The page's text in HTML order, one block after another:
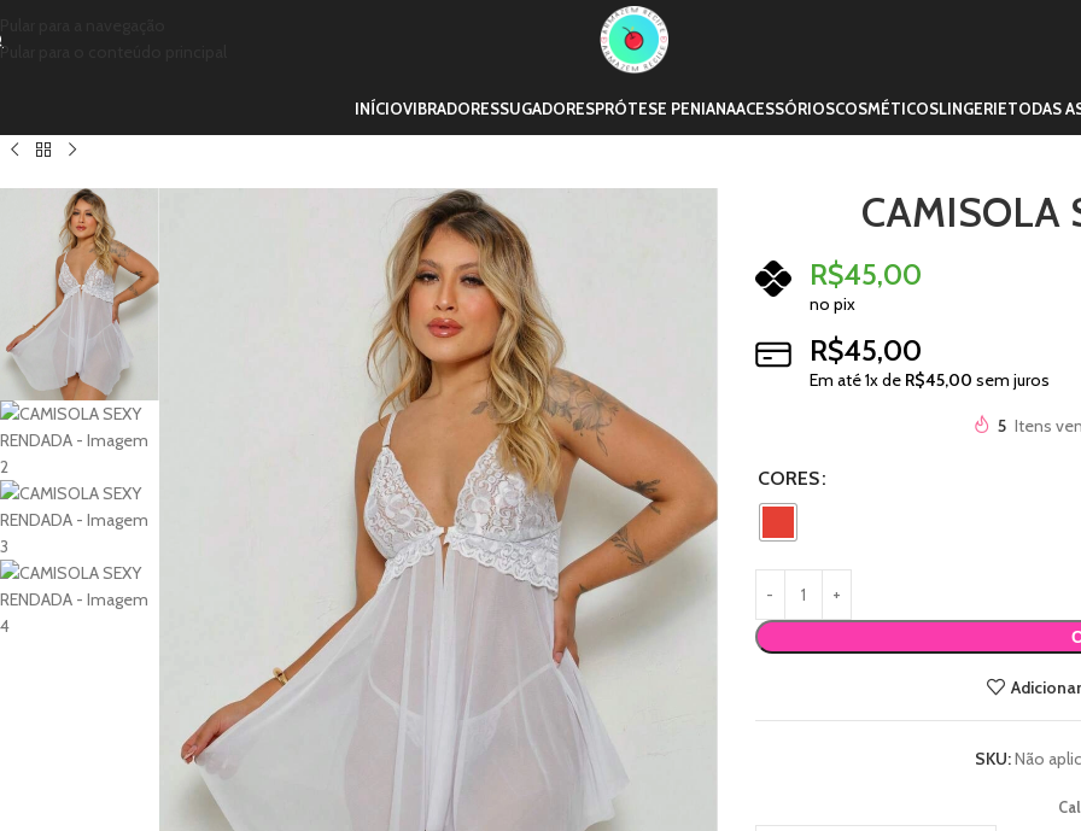
Pular para o conteúdo principal
INÍCIOVIBRADORESSUGADORESPRÓTESE PENIANAACESSÓRIOSCOSMÉTICOSLINGERIETODAS
CAMISOLA
R$45,00
no pix
R$45,00
Em até1x de R$45,00 sem juros
5 Itens
CORES
SKU:Não